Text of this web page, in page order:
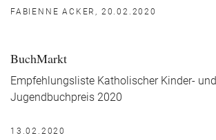
FABIENNE ACKER, 20.02.2020
BuchMarkt
Empfehlungsliste Katholischer Kinder- und
Jugendbuchpreis 2020
13.02.2020